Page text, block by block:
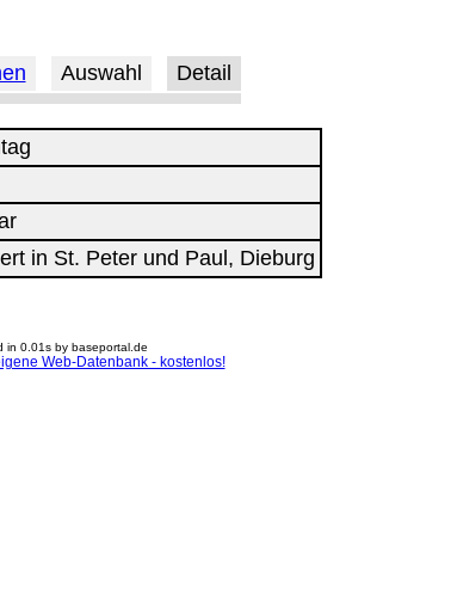
Auswahl Detail
in St. Peter und Paul, Dieburg
in 0.01s by baseportal.de
Web-Datenbank - kostenlos!